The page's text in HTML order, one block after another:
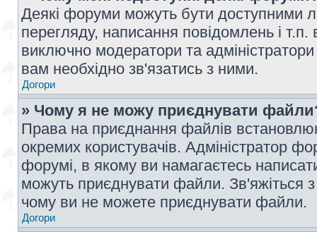
Деякі форуми можуть бути доступними
перегляду, написання повідомлень і
виключно модератори та
вам необхідно зв'язатись з ними.
Догори
» Чому я не можу приєднувати
Права на приєднання файлів
окремих користувачів. Адміністратор
форумі, в якому ви намагаєтесь
можуть приєднувати файли. Зв'яжіться
чому ви не можете приєднувати файли.
Догори